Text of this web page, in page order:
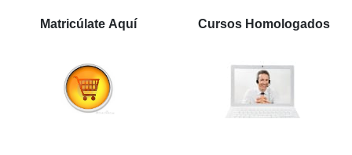
Matricúlate Aquí Cursos Homologados